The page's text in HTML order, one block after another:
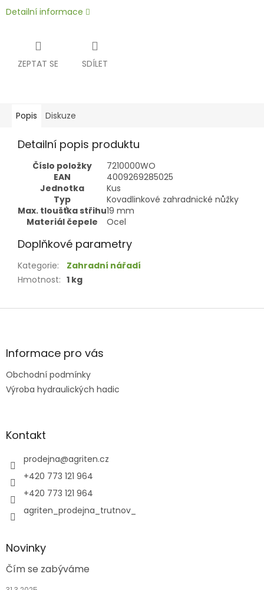
Detailní informace
ZEPTAT SE SDÍLET
Popis Diskuze
Detailní popis produktu
Číslo položky
7210000WO
EAN
4009269285025
Jednotka
Kus
Typ
Kovadlinkové zahradnické nůžky
Max. tloušťka střihu19 mm
Materiál čepele
Ocel
Doplňkové parametry
Kategorie:
Zahradní nářadí
Hmotnost: 1 kg
Z
aInformace pro vás
Obchodní podmínky
Výroba hydraulických hadic
Kontakt
prodejna@agriten.cz
+420 773 121 964
+420 773 121 964
agriten_prodejna_trutnov_
Novinky
Čím se zabýváme